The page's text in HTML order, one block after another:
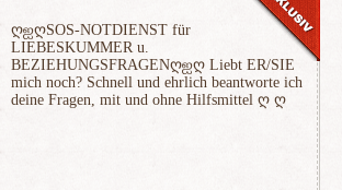
ღஐღSOS-NOTDIENST für
LIEBESKUMMER u.
BEZIEHUNGSFRAGENღஐღ Liebt ER/SIE
mich noch? Schnell und ehrlich beantworte ich
deine Fragen, mit und ohne Hilfsmittel ღ ღ